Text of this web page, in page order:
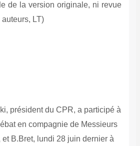
de la version originale, ni revue
LT)
président du CPR, a participé à
en compagnie de Messieurs
et B.Bret, lundi 28 juin dernier à